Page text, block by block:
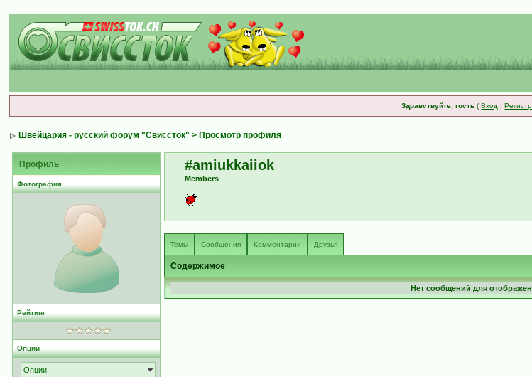
Здравствуйте, гость (Вход |
Швейцария - русский форум "Свиссток" > Просмотр профиля
Профиль
Фотография
Рейтинг
Опции
Опции
#amiukkaiiok
Members
Темы Сообщения Комментарии Друзья
Содержимое
Нет сообщений для